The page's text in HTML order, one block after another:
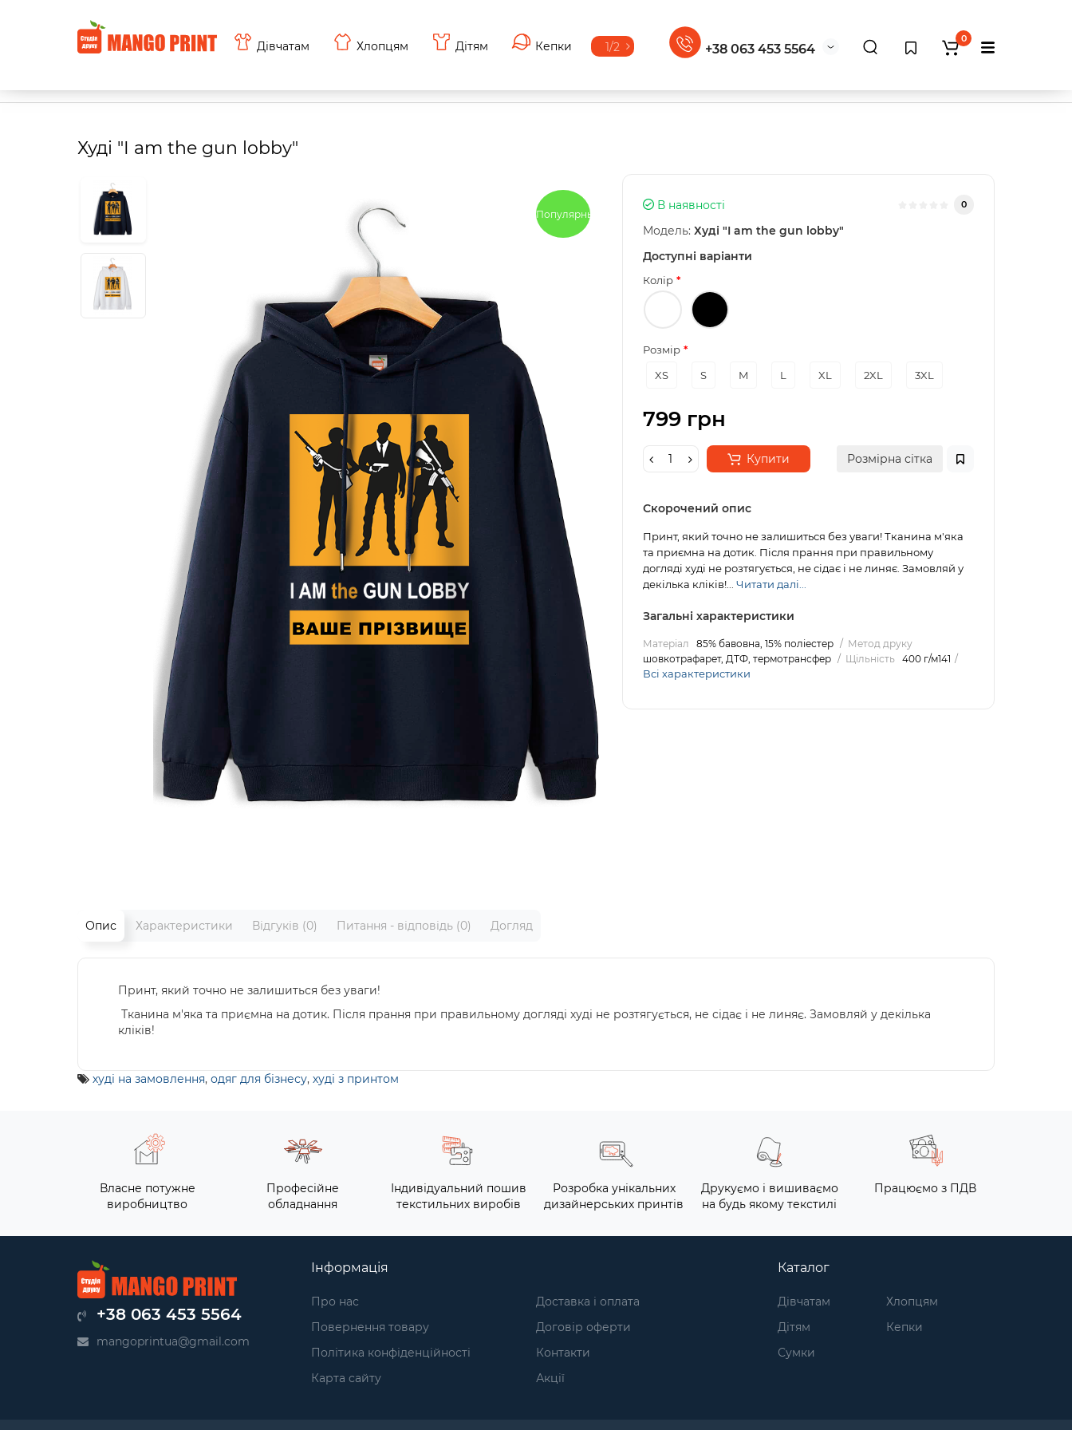
Дівчатам Хлопцям Дітям Кепки 1/2 +38 063 453 5564
0
Худі "I am the gun lobby"
Популярный
В наявності 0
Модель: Худі "I am the gun lobby"
Доступні варіанти
Колір
Розмір
XS
S M L XL 2XL 3XL
799 грн
Купити Розмірна сітка
Скорочений опис
Принт, який точно не залишиться без уваги! Тканина м'яка
та приємна на дотик. Після прання при правильному
догляді худі не розтягується, не сідає і не линяє. Замовляй у
декілька кліків!... Читати далі...
Загальні характеристики
Матеріал 85% бавовна, 15% поліестер
Метод друку
шовкотрафарет, ДТФ, термотрансфер
Щільність 400 г/м141
Всі характеристики
Опис Характеристики Відгуків (0) Питання - відповідь (0) Догляд
Принт, який точно не залишиться без уваги!
Тканина м'яка та приємна на дотик. Після прання при правильному догляді худі не розтягується, не сідає і не линяє. Замовляй у декілька
кліків!
худі на замовлення, одяг для бізнесу, худі з принтом
Власне потужне
виробництво
Професійне
обладнання
Індивідуальний пошив
текстильних виробів
Розробка унікальних
дизайнерських принтів
Друкуємо і вишиваємо
на будь якому текстилі
Працюємо з ПДВ
+38 063 453 5564
mangoprintua@gmail.com
Інформація
Про нас
Доставка і оплата
Повернення товару
Договір оферти
Політика конфіденційності
Контакти
Карта сайту
Акції
Каталог
Дівчатам
Хлопцям
Дітям
Кепки
Сумки